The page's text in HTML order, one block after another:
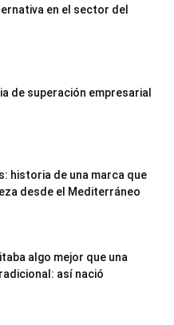
en el sector del
de superación empresarial
historia de una marca que
desde el Mediterráneo
algo mejor que una
así nació